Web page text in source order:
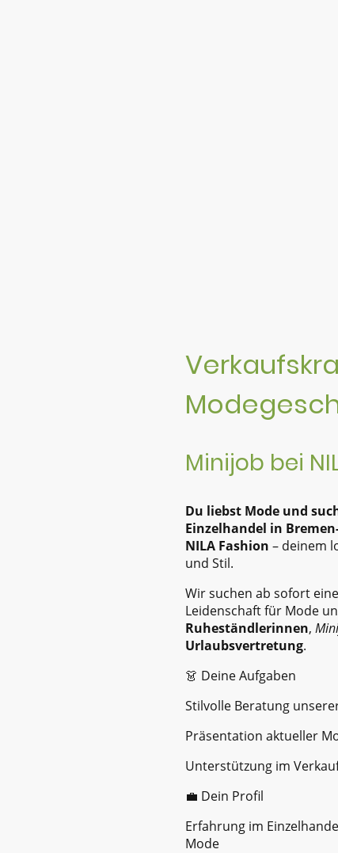
Minijob bei
Du liebst Mode und
Einzelhandel in
NILA Fashion – deinem
und Stil.
Wir suchen ab sofort eine
Leidenschaft für Mode
Ruheständlerinnen,
Urlaubsvertretung.
👗 Deine Aufgaben
Stilvolle Beratung
Präsentation aktueller
Unterstützung im
💼 Dein Profil
Erfahrung im
Mode